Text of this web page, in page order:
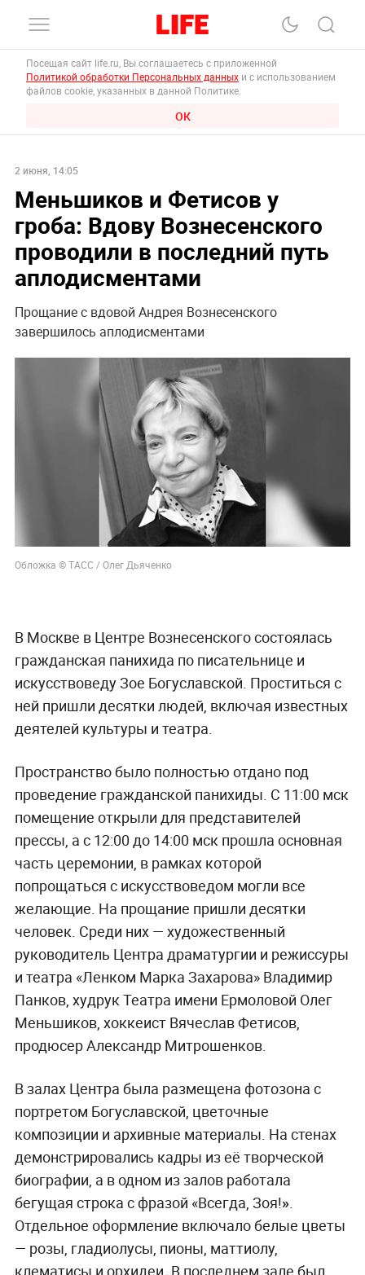
Посещая сайт life.ru, Вы соглашаетесь с приложенной
Политикой обработки Персональных данных и с использованием
файлов cookie, указанных в данной Политике.
ОК
2 июня, 14:05
Меньшиков и Фетисов у
гроба: Вдову Вознесенского
проводили в последний путь
аплодисментами
Прощание с вдовой Андрея Вознесенского
завершилось аплодисментами
Обложка © ТАСС / Олег Дьяченко
В Москве в Центре Вознесенского состоялась
гражданская панихида по писательнице и
искусствоведу Зое Богуславской. Проститься с
ней пришли десятки людей, включая известных
деятелей культуры и театра.
Пространство было полностью отдано под
проведение гражданской панихиды. С 11:00 мск
помещение открыли для представителей
прессы, а с 12:00 до 14:00 мск прошла основная
часть церемонии, в рамках которой
попрощаться с искусствоведом могли все
желающие. На прощание пришли десятки
человек. Среди них — художественный
руководитель Центра драматургии и режиссуры
и театра «Ленком Марка Захарова» Владимир
Панков, худрук Театра имени Ермоловой Олег
Меньшиков, хоккеист Вячеслав Фетисов,
продюсер Александр Митрошенков.
В залах Центра была размещена фотозона с
портретом Богуславской, цветочные
композиции и архивные материалы. На стенах
демонстрировались кадры из её творческой
биографии, а в одном из залов работала
бегущая строка с фразой «Всегда, Зоя!».
Отдельное оформление включало белые цветы
— розы, гладиолусы, пионы, маттиолу,
клематисы и орхидеи. В последнем зале был